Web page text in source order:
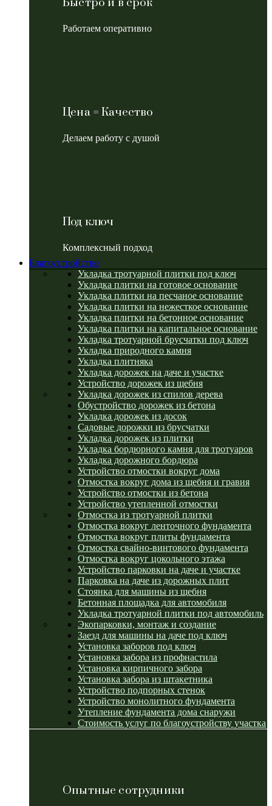
Быстро и в срок
Работаем оперативно
Цена = Качество
Делаем работу с душой
Под ключ
Комплексный подход
Благоустройство
Укладка тротуарной плитки под ключ
Укладка плитки на готовое основание
Укладка плитки на песчаное основание
Укладка плитки на нежесткое основание
Укладка плитки на бетонное основание
Укладка плитки на капитальное основание
Укладка тротуарной брусчатки под ключ
Укладка природного камня
Укладка плитняка
Укладка дорожек на даче и участке
Устройство дорожек из щебня
Укладка дорожек из спилов дерева
Обустройство дорожек из бетона
Укладка дорожек из досок
Садовые дорожки из брусчатки
Укладка дорожек из плитки
Укладка бордюрного камня для тротуаров
Укладка дорожного бордюра
Устройство отмостки вокруг дома
Отмостка вокруг дома из щебня и гравия
Устройство отмостки из бетона
Устройство утепленной отмостки
Отмостка из тротуарной плитки
Отмостка вокруг ленточного фундамента
Отмостка вокруг плиты фундамента
Отмостка свайно-винтового фундамента
Отмостка вокруг цокольного этажа
Устройство парковки на даче и участке
Парковка на даче из дорожных плит
Стоянка для машины из щебня
Бетонная площадка для автомобиля
Укладка тротуарной плитки под автомобиль
Экопарковки, монтаж и создание
Заезд для машины на даче под ключ
Установка заборов под ключ
Установка забора из профнастила
Установка кирпичного забора
Установка забора из штакетника
Устройство подпорных стенок
Устройство монолитного фундамента
Утепление фундамента дома снаружи
Стоимость услуг по благоустройству участка
Опытные сотрудники